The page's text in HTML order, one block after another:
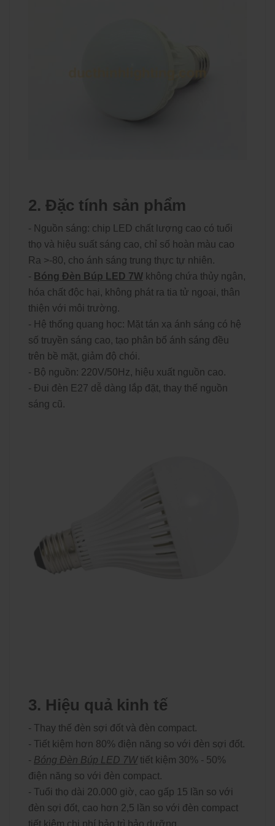
2. Đặc tính sản phẩm
- Nguồn sáng: chip LED chất lượng cao có tuổi
thọ và hiệu suất sáng cao, chỉ số hoàn màu cao
Ra >-80, cho ánh sáng trung thực tự nhiên.
- Bóng Đèn Búp LED 7W không chứa thủy ngân,
hóa chất độc hại, không phát ra tia tử ngoại, thân
thiện với môi trường.
- Hệ thống quang học: Mặt tán xạ ánh sáng có hệ
số truyền sáng cao, tạo phân bố ánh sáng đều
trên bề mặt, giảm độ chói.
- Bộ nguồn: 220V/50Hz, hiệu xuất nguồn cao.
- Đui đèn E27 dễ dàng lắp đặt, thay thế nguồn
sáng cũ.
3. Hiệu quả kinh tế
- Thay thế đèn sợi đốt và đèn compact.
- Tiết kiệm hơn 80% điện năng so với đèn sợi đốt.
- Bóng Đèn Búp LED 7Wtiết kiệm 30% - 50%
điện năng so với đèn compact.
- Tuổi thọ dài 20.000 giờ, cao gấp 15 lần so với
đèn sợi đốt, cao hơn 2,5 lần so với đèn compact
tiết kiệm chi phí bảo trì bảo dưỡng.